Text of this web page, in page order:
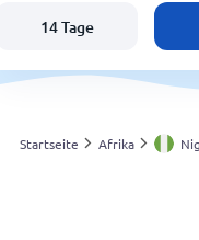
Schweiz
Deutschland
14 Tage
Startseite Afrika